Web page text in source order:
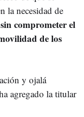
la necesidad de
sin comprometer el
de los
y ojalá
agregado la titular